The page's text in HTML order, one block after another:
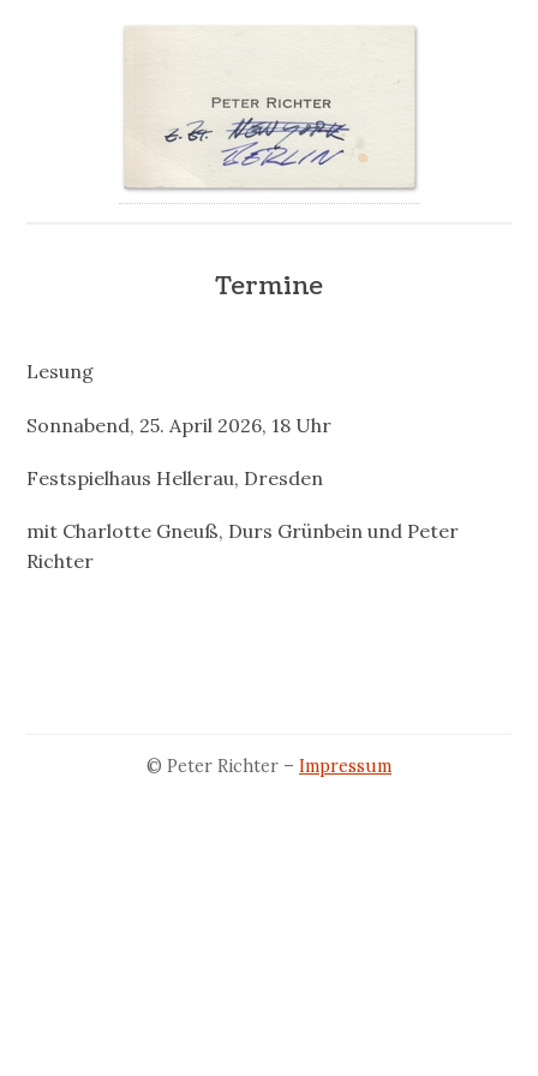
Termine
Lesung
Sonnabend, 25. April 2026, 18 Uhr
Festspielhaus Hellerau, Dresden
mit Charlotte Gneuß, Durs Grünbein und Peter
Richter
© Peter Richter – Impressum